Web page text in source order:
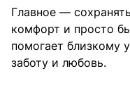
Главное —
комфорт и просто
помогает близкому
заботу и любовь.